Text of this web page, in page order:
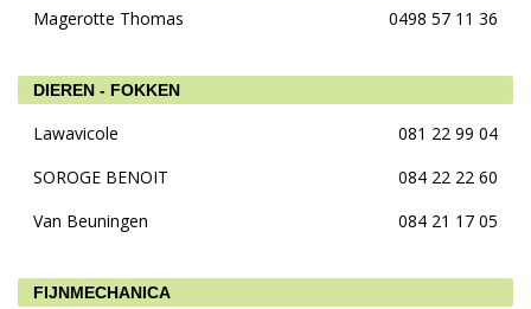
Magerotte Thomas 0498 57 11 36
DIEREN - FOKKEN
Lawavicole
081 22 99 04
SOROGE BENOIT
084 22 22 60
Van Beuningen
084 21 17 05
FIJNMECHANICA